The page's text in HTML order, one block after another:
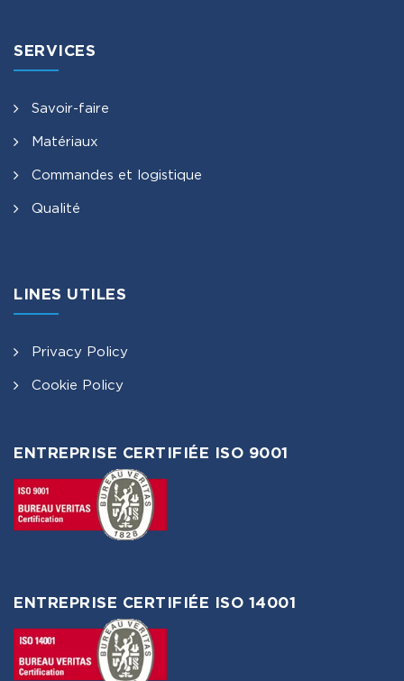
SERVICES
Savoir-faire
Matériaux
Commandes et logistique
Qualité
LINES UTILES
Privacy Policy
Cookie Policy
ENTREPRISE CERTIFIÉE ISO 9001
ENTREPRISE CERTIFIÉE ISO 14001